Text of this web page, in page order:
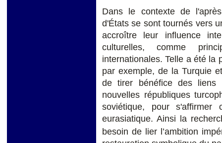
Dans le contexte de
d'États se sont tournés vers
accroître leur influence
culturelles, comme
internationales. Telle a été la
par exemple, de la Turquie
de tirer bénéfice des liens
nouvelles républiques
soviétique, pour
eurasiatique. Ainsi la
besoin de lier l’ambition